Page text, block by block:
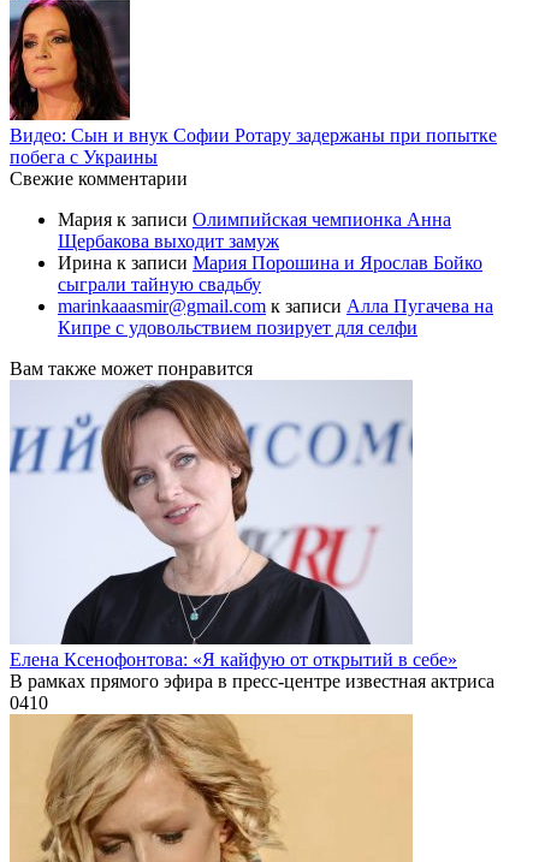
Видео: Сын и внук Софии Ротару задержаны при попытке
побега с Украины
Свежие комментарии
Мария к записи Олимпийская чемпионка Анна
Щербакова выходит замуж
Ирина к записи Мария Порошина и Ярослав Бойко
сыграли тайную свадьбу
marinkaaasmir@gmail.com к записи Алла Пугачева на
Кипре с удовольствием позирует для селфи
Вам также может понравится
Елена Ксенофонтова: «Я кайфую от открытий в себе»
В рамках прямого эфира в пресс-центре известная актриса
0410